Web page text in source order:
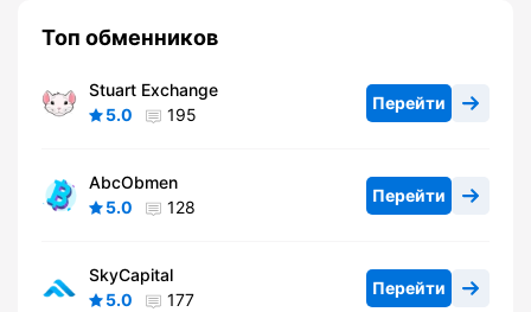
Топ обменников
Stuart Exchange
5.0
195
Перейти
AbcObmen
5.0
128
Перейти
SkyCapital
5.0
177
Перейти